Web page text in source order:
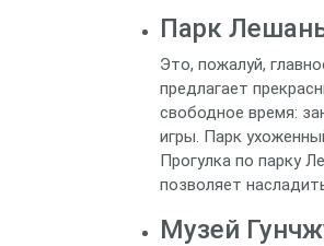
Парк
Это, пожалуй,
предлагает
свободное время:
игры. Парк
Прогулка по парку
позволяет
Музей